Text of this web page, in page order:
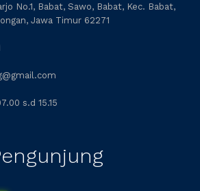
No.1, Babat, Sawo, Babat, Kec. Babat,
Jawa Timur 62271
s.d 15.15